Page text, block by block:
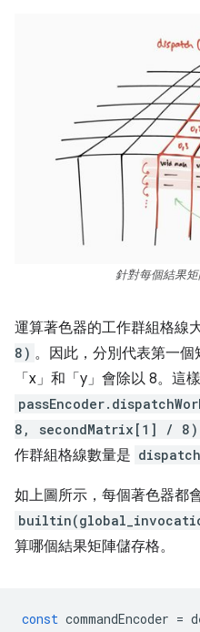
針對每個結果
運算著色器的工作群組格線
8) 。因此，分別代表第一
「x」和「y」會除以 8。這
8, secondMatrix[1] / 8)
作群組格線數量是
如上圖所示，每個著色器都
算哪個結果矩陣儲存格。
const commandEncoder =